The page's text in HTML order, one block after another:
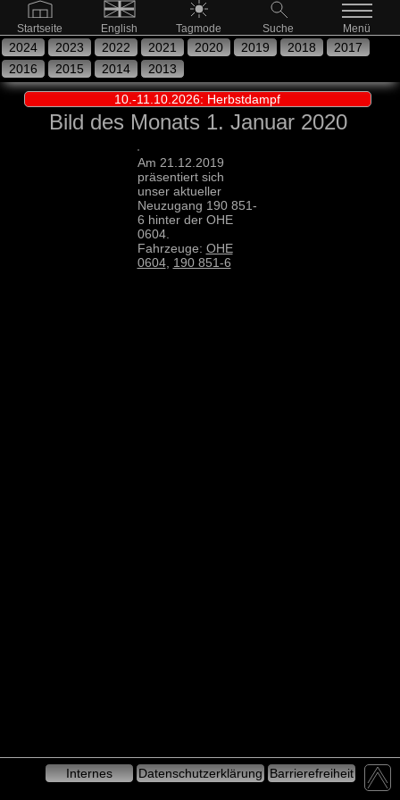
Startseite English Tagmode Suche Menü
2024 2023 2022 2021 2020 2019 2018
2017
2016
2015 2014 2013
10.-11.10.2026: Herbstdampf
Bild des Monats 1. Januar 2020
Am 21.12.2019
präsentiert sich
unser aktueller
Neuzugang 190 851-
6 hinter der OHE
0604.
Fahrzeuge: OHE
0604, 190 851-6
Internes Datenschutzerklärung Barrierefreiheit